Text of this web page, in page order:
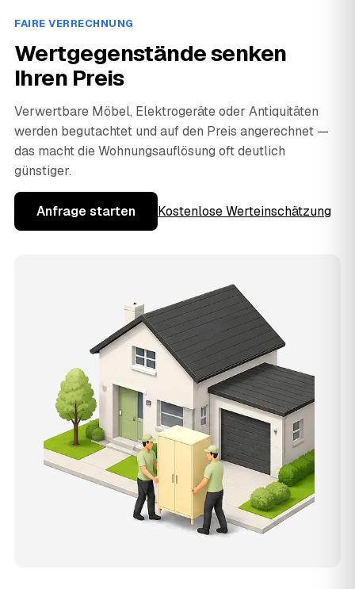
FAIRE VERRECHNUNG
Wertgegenstände senken
Ihren Preis
Verwertbare Möbel, Elektrogeräte oder Antiquitäten
werden begutachtet und auf den Preis angerechnet —
das macht die Wohnungsauflösung oft deutlich
günstiger.
Anfrage starten Kostenlose Werteinschätzung